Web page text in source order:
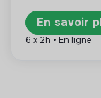
Plus
En savoir
6 x 2h • En ligne